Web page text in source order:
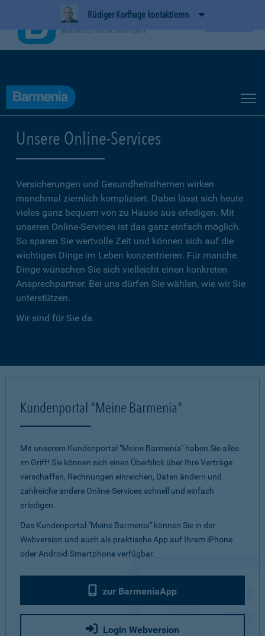
Rüdiger Korfhage kontaktieren
Unsere Online-Services
Versicherungen und Gesundheitsthemen wirken
manchmal ziemlich kompliziert. Dabei lässt sich heute
vieles ganz bequem von zu Hause aus erledigen. Mit
unseren Online-Services ist das ganz einfach möglich.
So sparen Sie wertvolle Zeit und können sich auf die
wichtigen Dinge im Leben konzentrieren. Für manche
Dinge wünschen Sie sich vielleicht einen konkreten
Ansprechpartner. Bei uns dürfen Sie wählen, wie wir Sie
unterstützen.
Wir sind für Sie da.
Kundenportal "Meine Barmenia"
Mit unserem Kundenportal "Meine Barmenia" haben Sie alles
im Griff! Sie können sich einen Überblick über Ihre Verträge
verschaffen, Rechnungen einreichen, Daten ändern und
zahlreiche andere Online-Services schnell und einfach
erledigen.
Das Kundenportal "Meine Barmenia" können Sie in der
Webversion und auch als praktische App auf Ihrem iPhone
oder Android-Smartphone verfügbar.
zur BarmeniaApp
Login Webversion
BarmeniaApp
Barmenia Versicherungen